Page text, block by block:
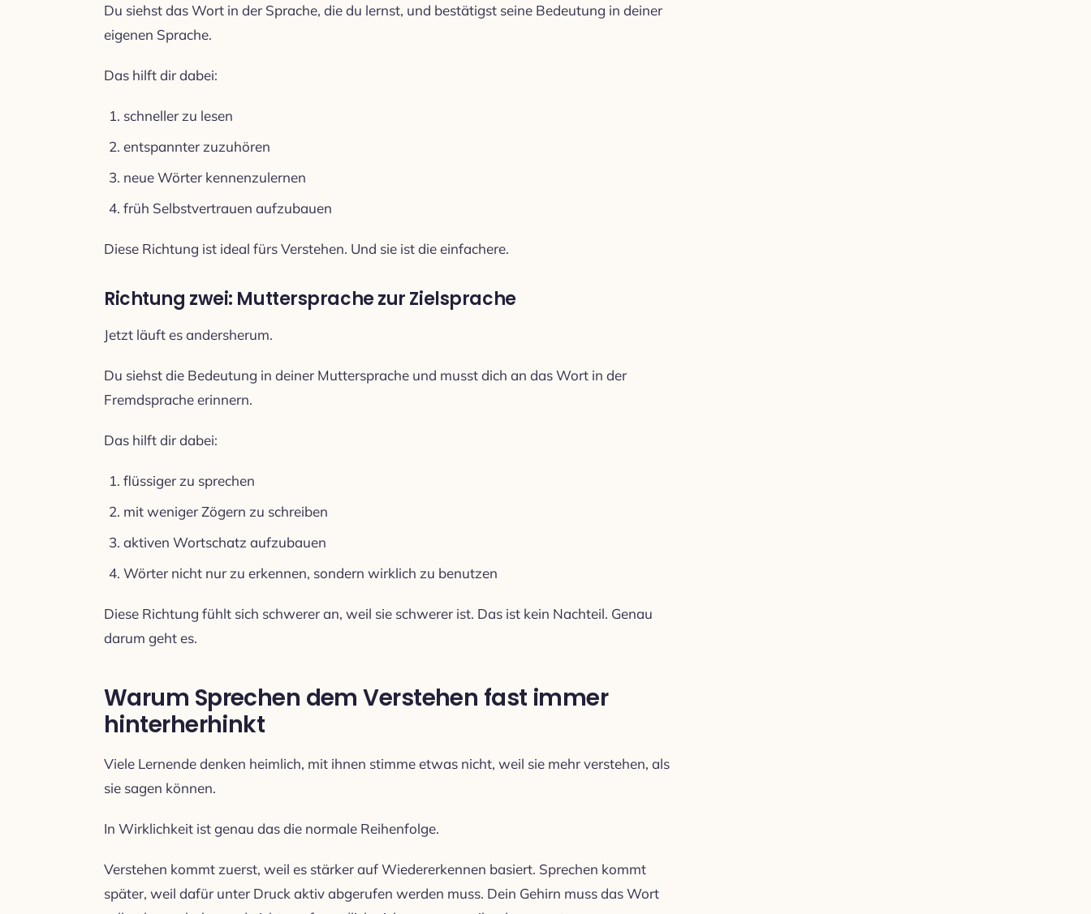
Du siehst das Wort in der Sprache, die du lernst, und bestätigst seine Bedeutung in deiner
eigenen Sprache.
Das hilft dir dabei:
schneller zu lesen
entspannter zuzuhören
neue Wörter kennenzulernen
früh Selbstvertrauen aufzubauen
Diese Richtung ist ideal fürs Verstehen. Und sie ist die einfachere.
Richtung zwei: Muttersprache zur Zielsprache
Jetzt läuft es andersherum.
Du siehst die Bedeutung in deiner Muttersprache und musst dich an das Wort in der
Fremdsprache erinnern.
Das hilft dir dabei:
flüssiger zu sprechen
mit weniger Zögern zu schreiben
aktiven Wortschatz aufzubauen
Wörter nicht nur zu erkennen, sondern wirklich zu benutzen
Diese Richtung fühlt sich schwerer an, weil sie schwerer ist. Das ist kein Nachteil. Genau
darum geht es.
Warum Sprechen dem Verstehen fast immer
hinterherhinkt
Viele Lernende denken heimlich, mit ihnen stimme etwas nicht, weil sie mehr verstehen, als
sie sagen können.
In Wirklichkeit ist genau das die normale Reihenfolge.
Verstehen kommt zuerst, weil es stärker auf Wiedererkennen basiert. Sprechen kommt
später, weil dafür unter Druck aktiv abgerufen werden muss. Dein Gehirn muss das Wort